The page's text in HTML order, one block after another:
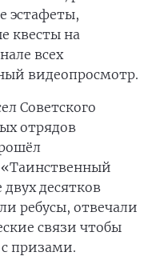
эстафеты,
квесты на
всех
видеопросмотр.
Советского
отрядов
«Таинственный
десятков
ребусы, отвечали
связи чтобы
призами.